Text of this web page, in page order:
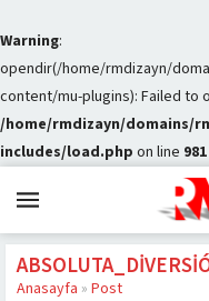
Warning:
opendir(/home/rmdizayn/
content/mu-plugins): Failed to
/home/rmdizayn/domains/
includes/load.php on line 981
Anasayfa » Post